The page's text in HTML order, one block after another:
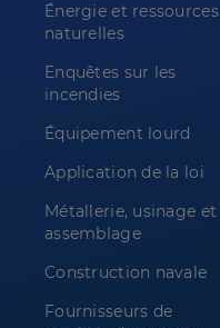
Énergie et ressources
naturelles
Enquêtes sur les
incendies
Équipement lourd
Application de la loi
Métallerie, usinage et
assemblage
Construction navale
Fournisseurs de